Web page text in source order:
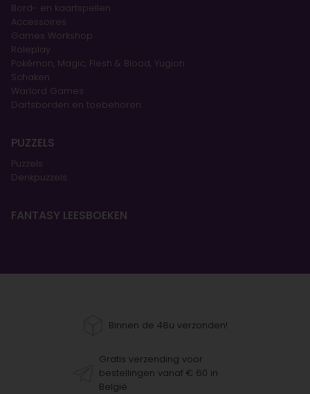
Bord- en kaartspellen
Accessoires
Games Workshop
Roleplay
Pokémon, Magic, Flesh & Blood, Yugioh
Schaken
Warlord Games
Dartsborden en toebehoren
PUZZELS
Puzzels
Denkpuzzels
FANTASY LEESBOEKEN
Binnen de 48u verzonden!
Gratis verzending voor
bestellingen vanaf € 60 in
België